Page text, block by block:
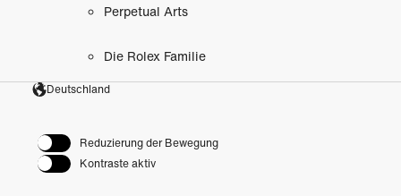
Perpetual Arts
Die Rolex Familie
Deutschland
Reduzierung der Bewegung
Kontraste aktiv